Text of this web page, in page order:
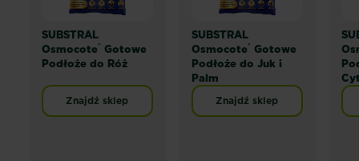
SUBSTRAL
Osmocote® Gotowe
Podłoże do Róż
Znajdź sklep
SUBSTRAL
Osmocote® Gotowe
Podłoże do Juk i
Palm
Znajdź sklep